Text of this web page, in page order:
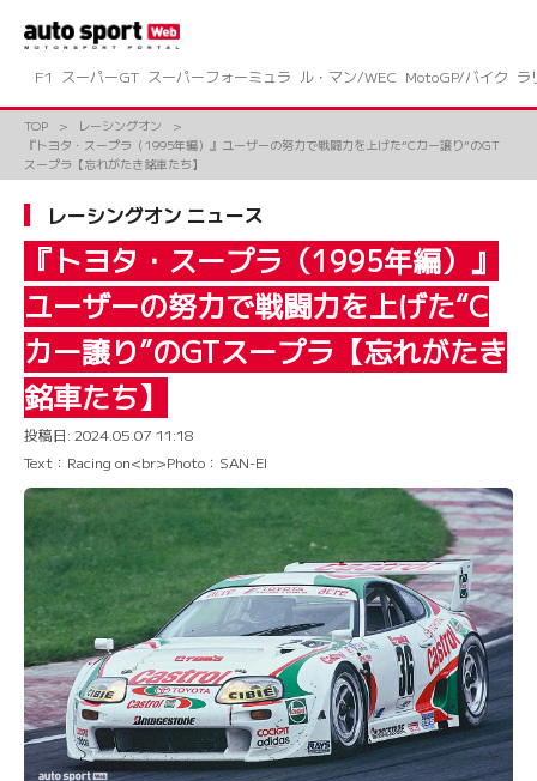
ツ
F1 スーパーGT スーパーフォーミュラ ル・マン/WEC MotoGP/バイク ラ
TOP
レーシングオン
『トヨタ・スープラ（1995年編）』ユーザーの努力で戦闘力を上げた“Cカー譲り”のGT
スープラ【忘れがたき銘車たち】
レーシングオン ニュース
『トヨタ・スープラ（1995年編）』
ユーザーの努力で戦闘力を上げた“C
カー譲り”のGTスープラ【忘れがたき
銘車たち】
投稿日: 2024.05.07 11:18
Text：Racing on<br>Photo：SAN-EI